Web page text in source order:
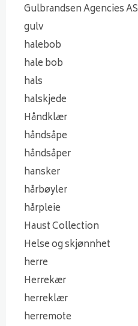
Gulbrandsen Agencies AS
gulv
halebob
hale bob
hals
halskjede
Håndklær
håndsåpe
håndsåper
hansker
hårbøyler
hårpleie
Haust Collection
Helse og skjønnhet
herre
Herrekær
herreklær
herremote